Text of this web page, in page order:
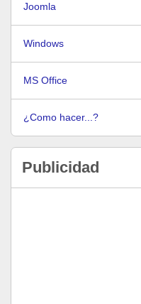
Joomla
Windows
MS Office
¿Como hacer...?
Publicidad